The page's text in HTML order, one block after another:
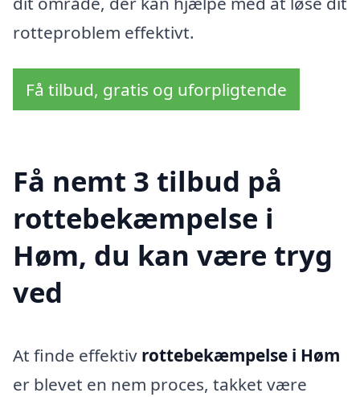
rotteproblem effektivt.
Få tilbud, gratis og uforpligtende
Få nemt 3 tilbud på
rottebekæmpelse i
Høm, du kan være tryg
ved
At finde effektiv rottebekæmpelse i Høm
er blevet en nem proces, takket være